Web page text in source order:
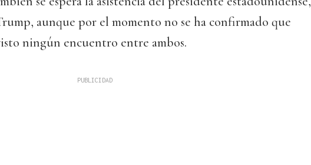
aunque por el momento no se ha confirmado que
ningún encuentro entre ambos.